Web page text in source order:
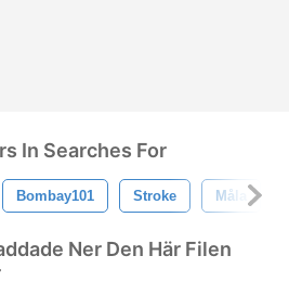
In Searches For
Bombay101 Stroke Måla
Ner Den Här Filen